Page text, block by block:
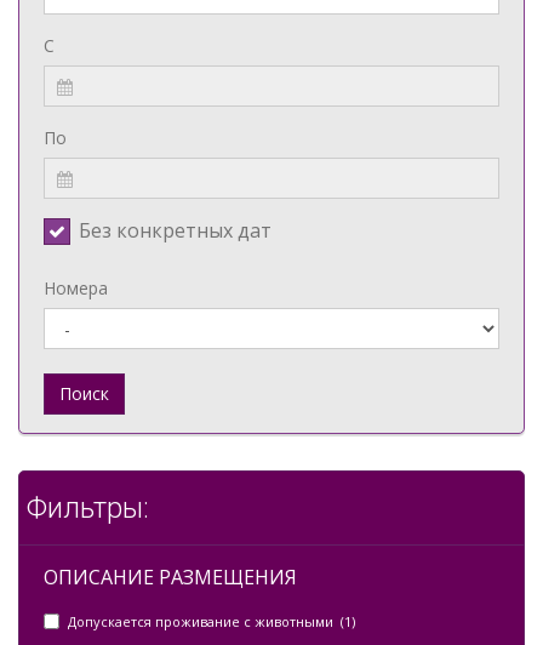
С
По
Без конкретных дат
Номера
Поиск
Фильтры:
ОПИСАНИЕ РАЗМЕЩЕНИЯ
Допускается проживание с животными (1)